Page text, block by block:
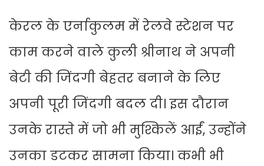
केरल के एर्नाकुलम में रेलवे स्टेशन पर
काम करने वाले कुली श्रीनाथ ने अपनी
बेटी की जिंदगी बेहतर बनाने के लिए
अपनी पूरी जिंदगी बदल दी। इस दौरान
उनके रास्ते में जो भी मुश्किलें आईं, उन्होंने
उनका डटकर सामना किया। कभी भी